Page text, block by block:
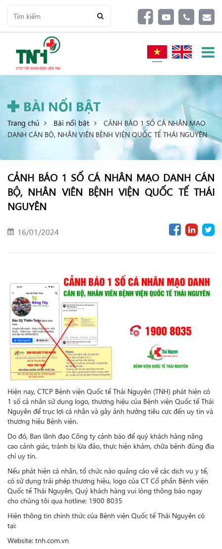
BÀI NỔI BẬT
Trang chủ Bài nổi bật
CẢNH BÁO 1 SỐ CÁ NHÂN MẠO
DANH CÁN BỘ, NHÂN VIÊN BỆNH VIỆN QUỐC TẾ THÁI NGUYÊN
CẢNH BÁO 1 SỐ CÁ NHÂN MẠO DANH CÁN
BỘ, NHÂN VIÊN BỆNH VIỆN QUỐC TẾ THÁI
NGUYÊN
16/01/2024
Hiện nay, CTCP Bệnh viện Quốc tế Thái Nguyên (TNH) phát hiện có
1 số cá nhân sử dụng logo, thương hiệu của Bệnh viện Quốc tế Thái
Nguyên để trục lợi cá nhân và gây ảnh hưởng tiêu cực đến uy tín và
thương hiệu Bệnh viện.
Do đó, Ban lãnh đạo Công ty cảnh báo để quý khách hàng nâng
cao cảnh giác, tránh bị lừa đảo, thực hiện khám, chữa bệnh đúng địa
chỉ uy tín.
Nếu phát hiện cá nhân, tổ chức nào quảng cáo về các dịch vụ y tế,
có sử dụng trái phép thương hiệu, logo của CT Cổ phần Bệnh viện
Quốc tế Thái Nguyên, Quý khách hàng vui lòng thông báo ngay
cho chúng tôi qua hotline: 1900 8035
Hiện thông tin chính thức của Bệnh viện Quốc tế Thái Nguyên có
tại:
Website: tnh.com.vn